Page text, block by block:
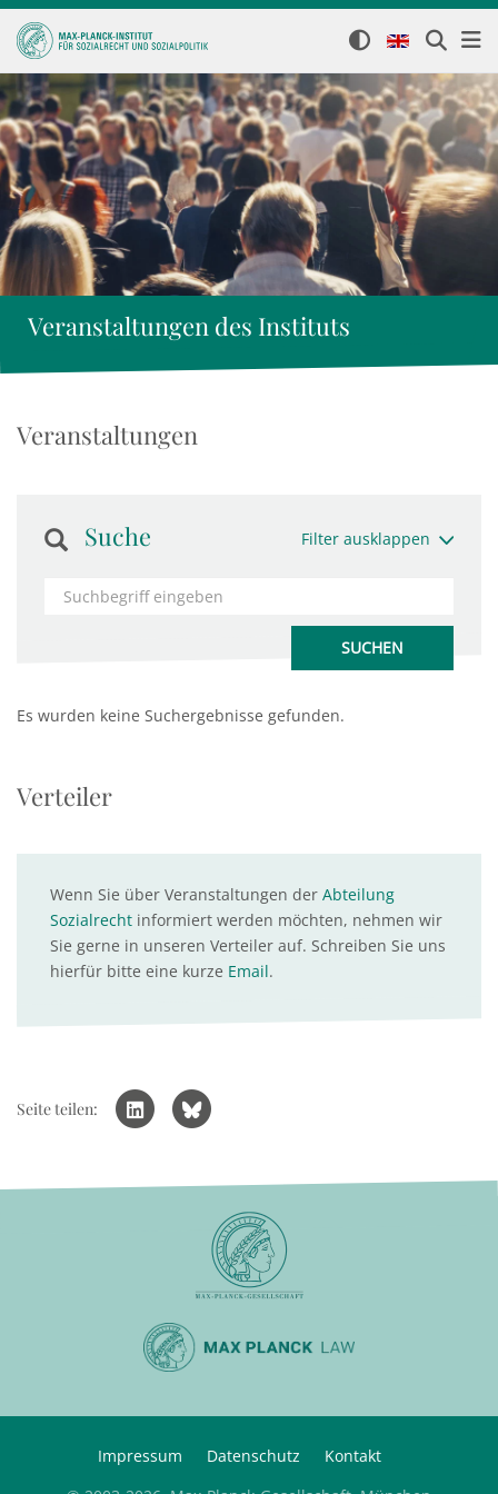
Veranstaltungen des Instituts
Veranstaltungen
Suche Filter ausklappen
Es wurden keine Suchergebnisse gefunden.
Verteiler
Wenn Sie über Veranstaltungen der Abteilung
Sozialrecht informiert werden möchten, nehmen wir
Sie gerne in unseren Verteiler auf. Schreiben Sie uns
hierfür bitte eine kurze Email.
Seite teilen:
Impressum Datenschutz
Kontakt